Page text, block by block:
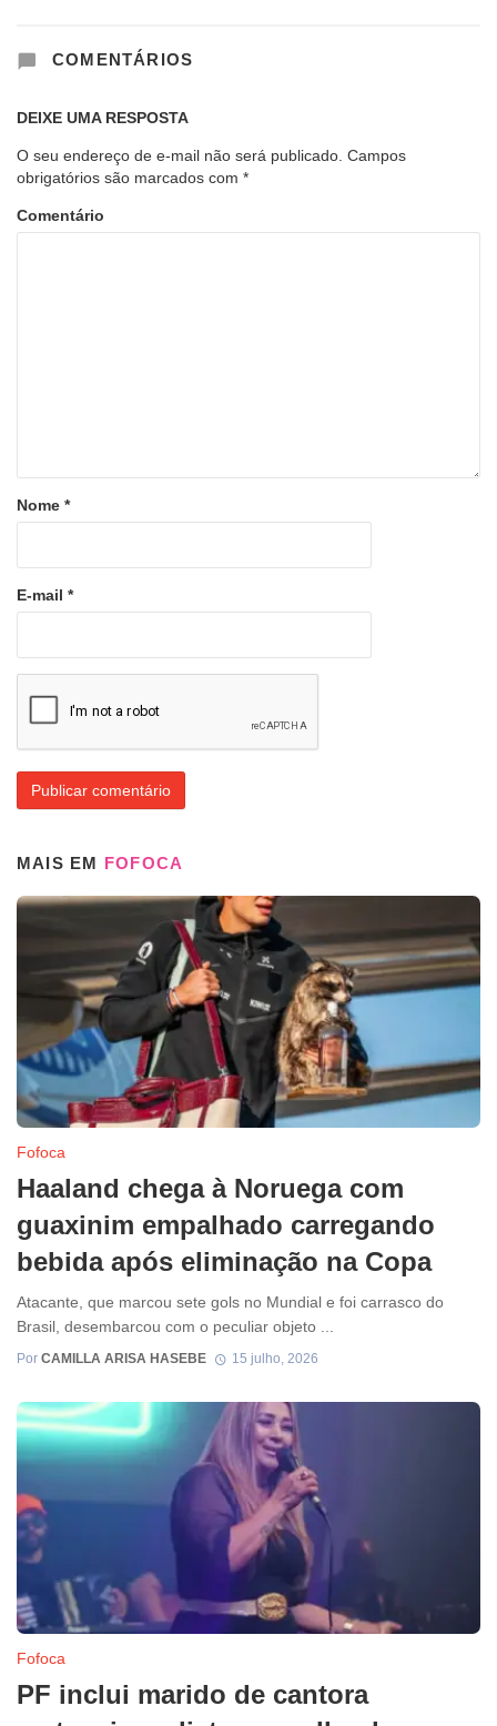
COMENTÁRIOS
DEIXE UMA RESPOSTA
O seu endereço de e-mail não será publicado. Campos
obrigatórios são marcados com *
Comentário
Nome *
E-mail *
MAIS EM FOFOCA
Fofoca
Haaland chega à Noruega com
guaxinim empalhado carregando
bebida após eliminação na Copa
Atacante, que marcou sete gols no Mundial e foi carrasco do
Brasil, desembarcou com o peculiar objeto ...
Por CAMILLA ARISA HASEBE 15 julho, 2026
Fofoca
PF inclui marido de cantora